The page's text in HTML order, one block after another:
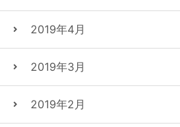
2019年4月
2019年3月
2019年2月